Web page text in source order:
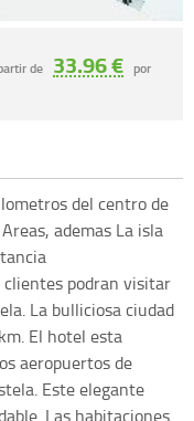
de 33.96 € por
del centro de
ademas La isla
clientes podran visitar
La bulliciosa ciudad
El hotel esta
aeropuertos de
Este elegante
Las habitaciones